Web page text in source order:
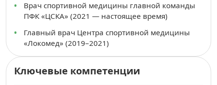
Врач спортивной медицины главной команды
ПФК «ЦСКА» (2021 — настоящее время)
Главный врач Центра спортивной медицины
«Локомед» (2019–2021)
Ключевые компетенции